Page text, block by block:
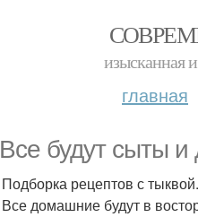
изысканная
главная
Все будут сыты и
Подборка рецептов с тыквой.
Все домашние будут в